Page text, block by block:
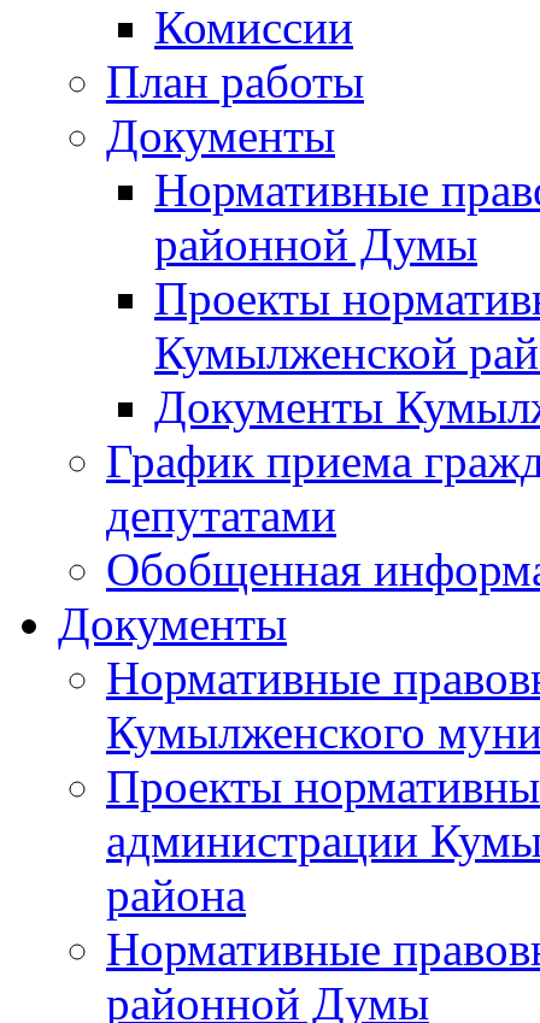
Комиссии
План работы
Документы
Нормативные
районной Думы
Проекты
Кумылженской
Документы
График приема
депутатами
Обобщенная
Документы
Нормативные
Кумылженского
Проекты
администрации
района
Нормативные
районной Думы